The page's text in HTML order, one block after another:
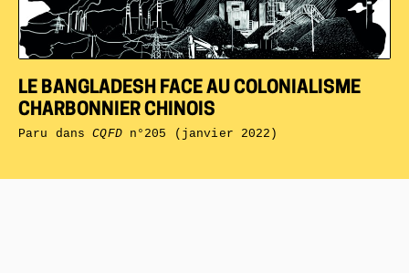
LE BANGLADESH FACE AU COLONIALISME
CHARBONNIER CHINOIS
Paru dansCQFDn°205 (janvier 2022)